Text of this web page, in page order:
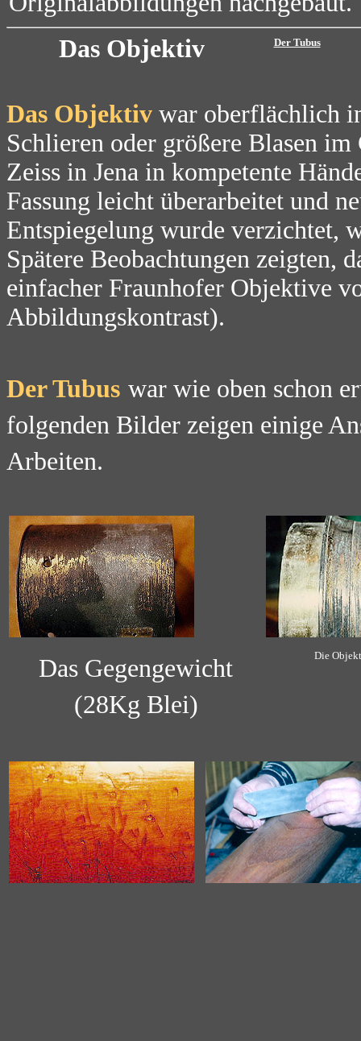
Das Objektiv
Der Tubus
Das Objektiv war oberflächlich
Schlieren oder größere Blasen
Zeiss in Jena in kompetente
Fassung leicht überarbeitet und
Entspiegelung wurde verzichtet,
Spätere Beobachtungen zeigten,
einfacher Fraunhofer Objektive
Abbildungskontrast).
Der Tubus war wie oben schon
folgenden Bilder zeigen einige
Arbeiten.
Das Gegengewicht
(28Kg Blei)
Die